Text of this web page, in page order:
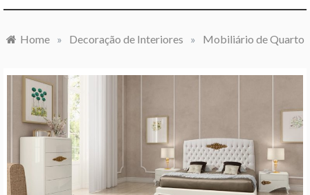
Home » Decoração de Interiores » Mobiliário de Quarto